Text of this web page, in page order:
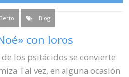
Blog
con loros
los psitácidos se convierte
Tal vez, en alguna ocasión